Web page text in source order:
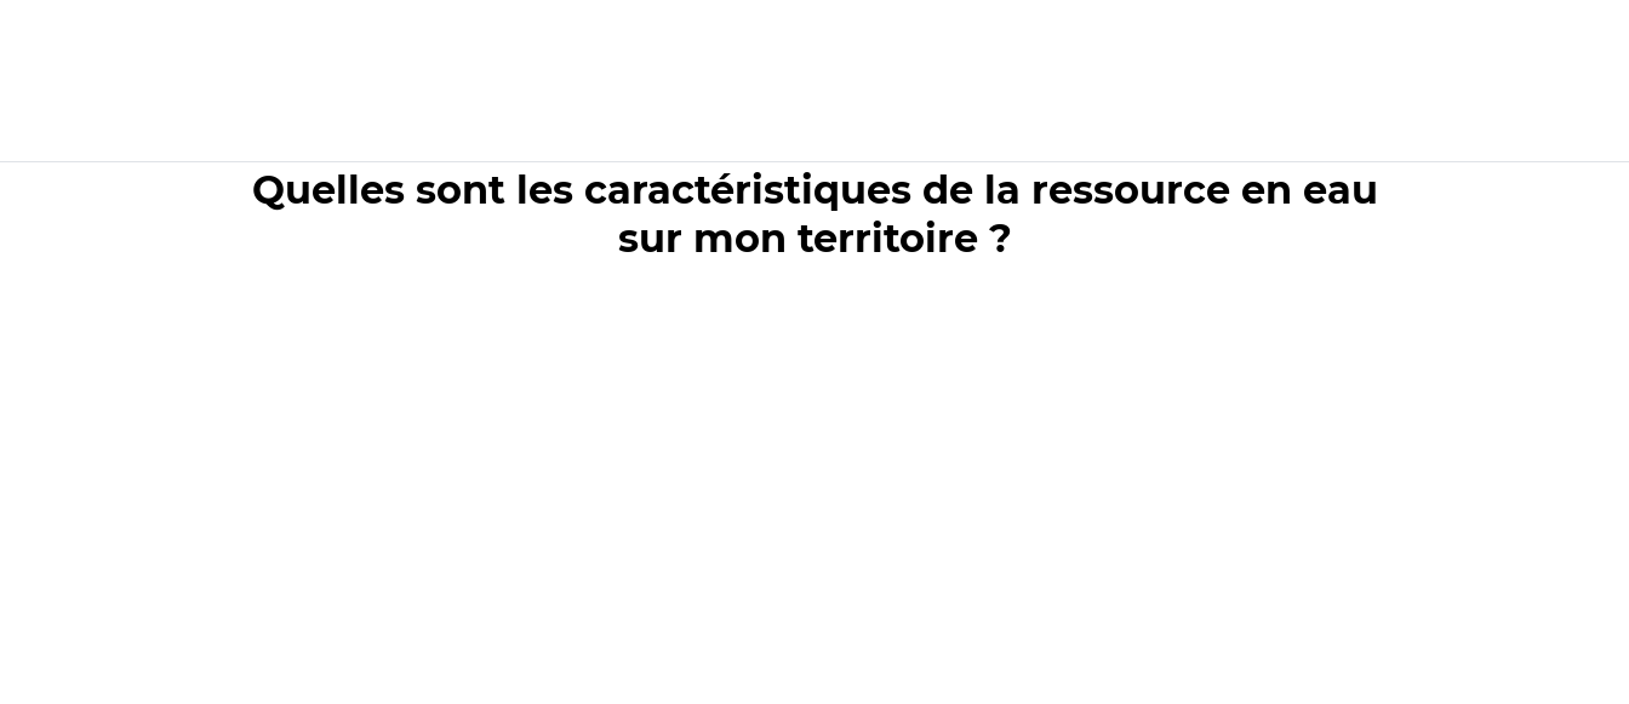
Quelles sont les caractéristiques de la ressource en eau
sur mon territoire ?